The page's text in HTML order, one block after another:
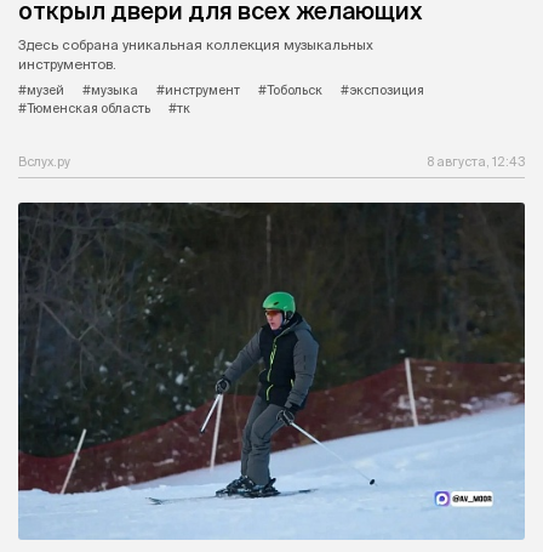
открыл двери для всех желающих
Здесь собрана уникальная коллекция музыкальных
инструментов.
#музей
#музыка #инструмент #Тобольск
#экспозиция
#Тюменская область
#тк
Вслух.ру 8 августа, 12:43